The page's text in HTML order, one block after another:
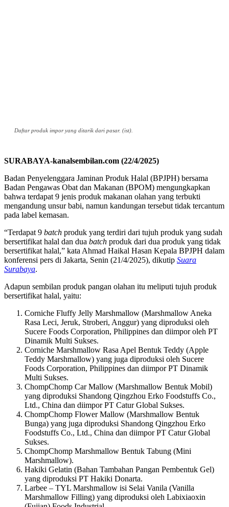
Daftar produk impor yang ditarik dari pasar. (ist).
SURABAYA-kanalsembilan.com (22/4/2025)
Badan Penyelenggara Jaminan Produk Halal (BPJPH) bersama
Badan Pengawas Obat dan Makanan (BPOM) mengungkapkan
bahwa terdapat 9 jenis produk makanan olahan yang terbukti
mengandung unsur babi, namun kandungan tersebut tidak tercantum
pada label kemasan.
“Terdapat 9 batch produk yang terdiri dari tujuh produk yang sudah
bersertifikat halal dan dua batch produk dari dua produk yang tidak
bersertifikat halal,” kata Ahmad Haikal Hasan Kepala BPJPH dalam
konferensi pers di Jakarta, Senin (21/4/2025), dikutip Suara
Surabaya.
Adapun sembilan produk pangan olahan itu meliputi tujuh produk
bersertifikat halal, yaitu:
Corniche Fluffy Jelly Marshmallow (Marshmallow Aneka
Rasa Leci, Jeruk, Stroberi, Anggur) yang diproduksi oleh
Sucere Foods Corporation, Philippines dan diimpor oleh PT
Dinamik Multi Sukses.
Corniche Marshmallow Rasa Apel Bentuk Teddy (Apple
Teddy Marshmallow) yang juga diproduksi oleh Sucere
Foods Corporation, Philippines dan diimpor PT Dinamik
Multi Sukses.
ChompChomp Car Mallow (Marshmallow Bentuk Mobil)
yang diproduksi Shandong Qingzhou Erko Foodstuffs Co.,
Ltd., China dan diimpor PT Catur Global Sukses.
ChompChomp Flower Mallow (Marshmallow Bentuk
Bunga) yang juga diproduksi Shandong Qingzhou Erko
Foodstuffs Co., Ltd., China dan diimpor PT Catur Global
Sukses.
ChompChomp Marshmallow Bentuk Tabung (Mini
Marshmallow).
Hakiki Gelatin (Bahan Tambahan Pangan Pembentuk Gel)
yang diproduksi PT Hakiki Donarta.
Larbee – TYL Marshmallow isi Selai Vanila (Vanilla
Marshmallow Filling) yang diproduksi oleh Labixiaoxin